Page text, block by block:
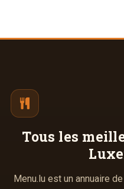
Tous les
Menu.lu est un annuaire